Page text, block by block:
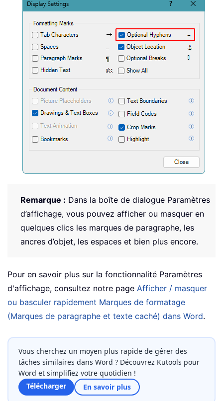
Remarque : Dans la boîte de dialogue Paramètres
d’affichage, vous pouvez afficher ou masquer en
quelques clics les marques de paragraphe, les
ancres d’objet, les espaces et bien plus encore.
Pour en savoir plus sur la fonctionnalité Paramètres
d'affichage, consultez notre page Afficher / masquer
ou basculer rapidement Marques de formatage
(Marques de paragraphe et texte caché) dans Word.
Vous cherchez un moyen plus rapide de gérer des
tâches similaires dans Word ? Découvrez Kutools pour
Word et simplifiez votre quotidien !
Télécharger
En savoir plus